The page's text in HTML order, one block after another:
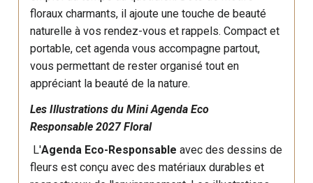
floraux charmants, il ajoute une touche de beauté
naturelle à vos rendez-vous et rappels. Compact et
portable, cet agenda vous accompagne partout,
vous permettant de rester organisé tout en
appréciant la beauté de la nature.
Les Illustrations du Mini Agenda Eco
Responsable 2027 Floral
L'Agenda Eco-Responsable avec des dessins de
fleurs est conçu avec des matériaux durables et